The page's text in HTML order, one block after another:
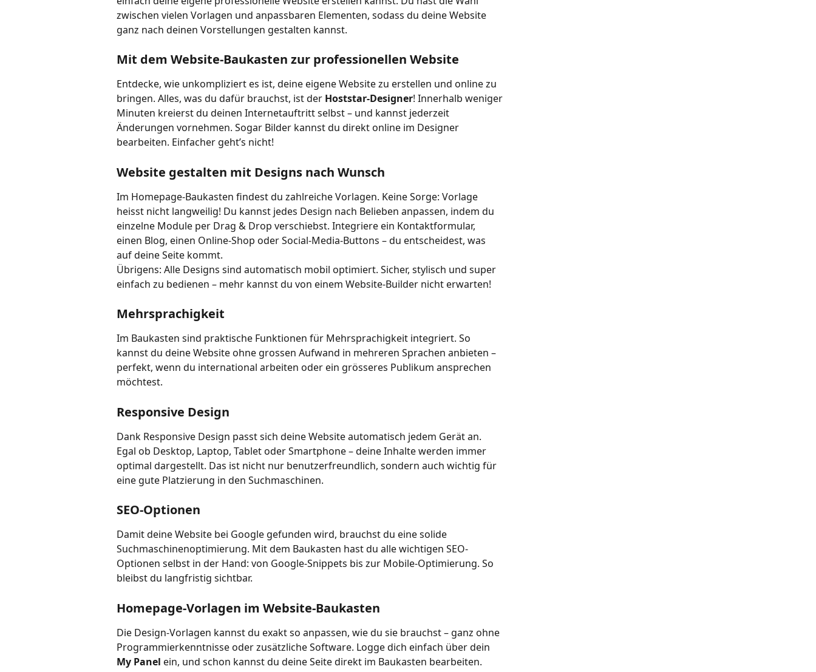
zwischen vielen Vorlagen und anpassbaren Elementen, sodass du deine Website
ganz nach deinen Vorstellungen gestalten kannst.
Mit dem Website-Baukasten zur professionellen Website
Entdecke, wie unkompliziert es ist, deine eigene Website zu erstellen und online zu
bringen. Alles, was du dafür brauchst, ist der Hoststar-Designer! Innerhalb weniger
Minuten kreierst du deinen Internetauftritt selbst – und kannst jederzeit
Änderungen vornehmen. Sogar Bilder kannst du direkt online im Designer
bearbeiten. Einfacher geht’s nicht!
Website gestalten mit Designs nach Wunsch
Im Homepage-Baukasten findest du zahlreiche Vorlagen. Keine Sorge: Vorlage
heisst nicht langweilig! Du kannst jedes Design nach Belieben anpassen, indem du
einzelne Module per Drag & Drop verschiebst. Integriere ein Kontaktformular,
einen Blog, einen Online-Shop oder Social-Media-Buttons – du entscheidest, was
auf deine Seite kommt.
Übrigens: Alle Designs sind automatisch mobil optimiert. Sicher, stylisch und super
einfach zu bedienen – mehr kannst du von einem Website-Builder nicht erwarten!
Mehrsprachigkeit
Im Baukasten sind praktische Funktionen für Mehrsprachigkeit integriert. So
kannst du deine Website ohne grossen Aufwand in mehreren Sprachen anbieten –
perfekt, wenn du international arbeiten oder ein grösseres Publikum ansprechen
möchtest.
Responsive Design
Dank Responsive Design passt sich deine Website automatisch jedem Gerät an.
Egal ob Desktop, Laptop, Tablet oder Smartphone – deine Inhalte werden immer
optimal dargestellt. Das ist nicht nur benutzerfreundlich, sondern auch wichtig für
eine gute Platzierung in den Suchmaschinen.
SEO-Optionen
Damit deine Website bei Google gefunden wird, brauchst du eine solide
Suchmaschinenoptimierung. Mit dem Baukasten hast du alle wichtigen SEO-
Optionen selbst in der Hand: von Google-Snippets bis zur Mobile-Optimierung. So
bleibst du langfristig sichtbar.
Homepage-Vorlagen im Website-Baukasten
Die Design-Vorlagen kannst du exakt so anpassen, wie du sie brauchst – ganz ohne
Programmierkenntnisse oder zusätzliche Software. Logge dich einfach über dein
My Panel ein, und schon kannst du deine Seite direkt im Baukasten bearbeiten.